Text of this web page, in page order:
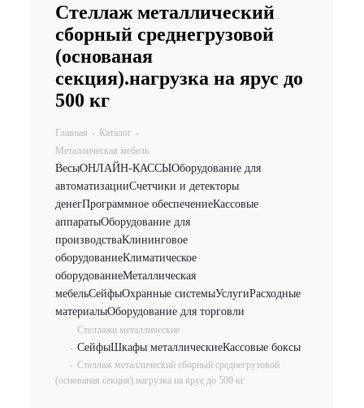
Стеллаж металлический
сборный среднегрузовой
(основаная
секция).нагрузка на ярус до
500 кг
Главная - Каталог -
Металлическая мебель
ВесыОНЛАЙН-КАССЫОборудование для
автоматизацииСчетчики и детекторы
денегПрограммное обеспечениеКассовые
аппаратыОборудование для
производстваКлининговое
оборудованиеКлиматическое
оборудованиеМеталлическая
мебельСейфыОхранные системыУслугиРасходные
материалыОборудование для торговли
-
Стеллажи металлические
СейфыШкафы металлическиеКассовые боксы
- Стеллаж металлический сборный среднегрузовой
(основаная секция).нагрузка на ярус до 500 кг